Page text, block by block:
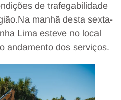
de trafegabilidade
manhã desta sexta-
Lima esteve no local
andamento dos serviços.